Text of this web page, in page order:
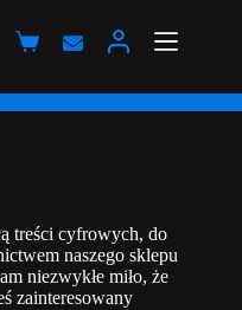
Koszyk
treści cyfrowych, do
naszego sklepu
niezwykłe miło, że
zainteresowany